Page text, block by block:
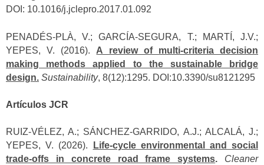
DOI: 10.1016/j.jclepro.2017.01.092
PENADÉS-PLÀ, V.; GARCÍA-SEGURA, T.; MARTÍ, J.V.;
YEPES, V. (2016). A review of multi-criteria decision
making methods applied to the sustainable bridge
design. Sustainability, 8(12):1295. DOI:10.3390/su8121295
Artículos JCR
RUIZ-VÉLEZ, A.; SÁNCHEZ-GARRIDO, A.J.; ALCALÁ, J.;
YEPES, V. (2026).
Life-cycle environmental and social
trade-offs in concrete road frame systems. Cleaner